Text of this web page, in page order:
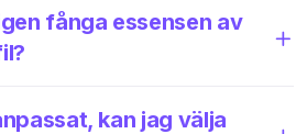
fånga essensen av
kan jag välja